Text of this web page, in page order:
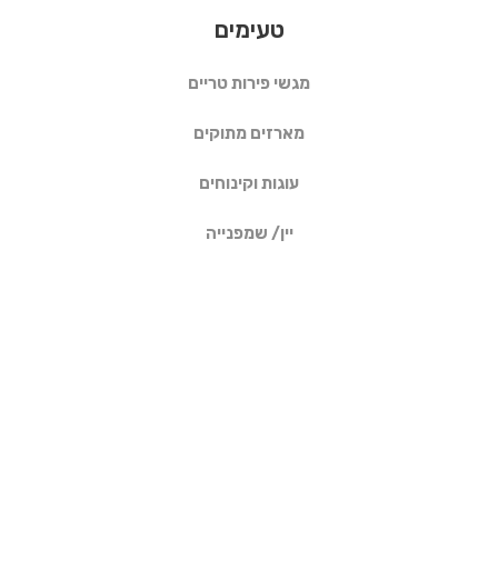
טעימים
מגשי פירות טריים
מארזים מתוקים
עוגות וקינוחים
יין/ שמפנייה